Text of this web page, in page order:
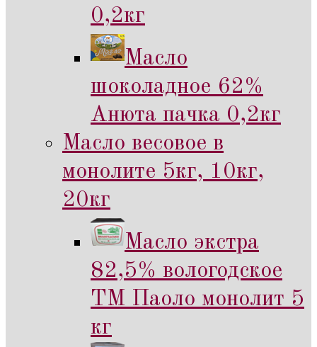
0,2кг
Масло
шоколадное 62%
Анюта пачка 0,2кг
Масло весовое в
монолите 5кг, 10кг,
20кг
Масло экстра
82,5% вологодское
ТМ Паоло монолит 5
кг